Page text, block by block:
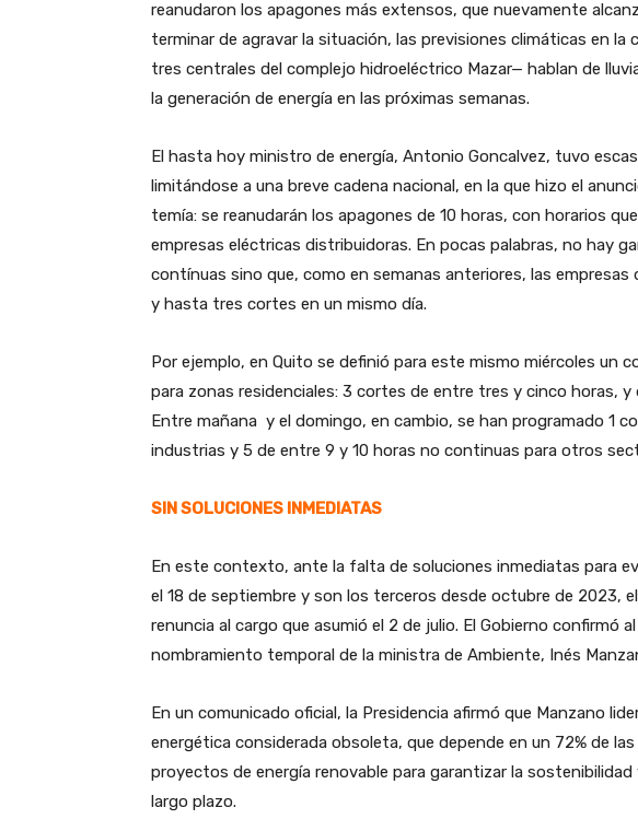
reanudaron los apagones más extensos, que nuevamente
terminar de agravar la situación, las previsiones climáticas en la
tres centrales del complejo hidroeléctrico Mazar— hablan de
la generación de energía en las próximas semanas.
El hasta hoy ministro de energía, Antonio Goncalvez, tuvo
limitándose a una breve cadena nacional, en la que hizo el
temía: se reanudarán los apagones de 10 horas, con horarios
empresas eléctricas distribuidoras. En pocas palabras, no hay
contínuas sino que, como en semanas anteriores, las
y hasta tres cortes en un mismo día.
Por ejemplo, en Quito se definió para este mismo miércoles un
para zonas residenciales: 3 cortes de entre tres y cinco horas,
Entre mañana y el domingo, en cambio, se han programado 1
industrias y 5 de entre 9 y 10 horas no continuas para otros
SIN SOLUCIONES INMEDIATAS
En este contexto, ante la falta de soluciones inmediatas para
el 18 de septiembre y son los terceros desde octubre de 2023,
renuncia al cargo que asumió el 2 de julio. El Gobierno confirmó
nombramiento temporal de la ministra de Ambiente, Inés
En un comunicado oficial, la Presidencia afirmó que Manzano
energética considerada obsoleta, que depende en un 72% de
proyectos de energía renovable para garantizar la
largo plazo.